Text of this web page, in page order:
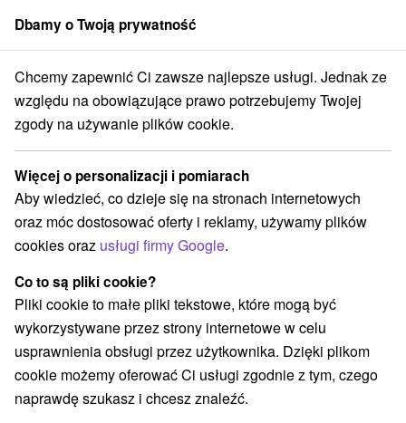
członek grupySorger
Kúpele Pobyt leczniczy Witalność w popularnom uzdrowisku
Pobyt leczniczy Witalność w
popularnom uzdrowisku
Oferta wygasła! Wybierz poniżej z aktualnych ofert.
Uzdrowisko Bardejovské Kúpele Bardejov
Przejdź do lokalizacji
9,0 doskonały·1121 recenzji
Dbamy o Twoją prywatność
Chcemy zapewnić Ci zawsze najlepsze usługi. Jednak ze
względu na obowiązujące prawo potrzebujemy Twojej
zgody na używanie plików cookie.
Więcej o personalizacji i pomiarach
Aby wiedzieć, co dzieje się na stronach internetowych
oraz móc dostosować oferty i reklamy, używamy plików
cookies oraz usługi firmy Google.
Co to są pliki cookie?
Pliki cookie to małe pliki tekstowe, które mogą być
wykorzystywane przez strony internetowe w celu
usprawnienia obsługi przez użytkownika. Dzięki plikom
cookie możemy oferować Ci usługi zgodnie z tym, czego
naprawdę szukasz i chcesz znaleźć.